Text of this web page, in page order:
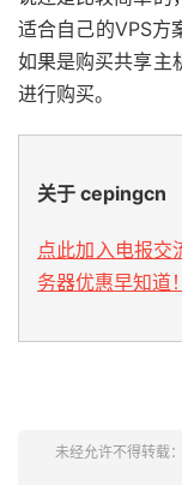
适合自己的VPS方
如果是购买共享主
进行购买。
关于 cepingcn
点此加入电报交
务器优惠早知道！
未经允许不得转载：